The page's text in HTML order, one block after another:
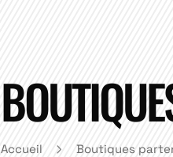
Accueil Boutiques